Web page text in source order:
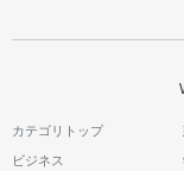
カテゴリトップ
ビジネス